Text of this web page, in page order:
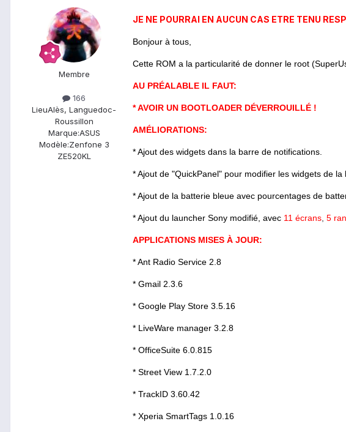
Membre
166
LieuAlès, Languedoc-
Roussillon
Marque:ASUS
Modèle:Zenfone 3
ZE520KL
JE NE POURRAI EN AUCUN CAS ETRE TENU
Bonjour à tous,
Cette ROM a la particularité de donner le root
AU PRÉALABLE IL FAUT:
* AVOIR UN BOOTLOADER DÉVERROUILLÉ !
AMÉLIORATIONS:
* Ajout des widgets dans la barre de notifications.
* Ajout de "QuickPanel" pour modifier les widgets de la
* Ajout de la batterie bleue avec pourcentages de
* Ajout du launcher Sony modifié, avec 11 écrans 5
APPLICATIONS MISES À JOUR:
* Ant Radio Service 2.8
* Gmail 2.3.6
* Google Play Store 3.5.16
* LiveWare manager 3.2.8
* OfficeSuite 6.0.815
* Street View 1.7.2.0
* TrackID 3.60.42
* Xperia SmartTags 1.0.16